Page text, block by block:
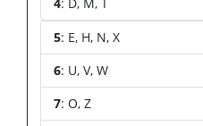
5: E, H, N, X
6: U, V, W
7: O, Z